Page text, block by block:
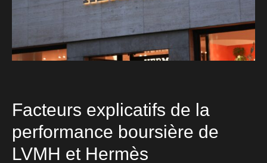
Facteurs explicatifs de la
performance boursière de
LVMH et Hermès